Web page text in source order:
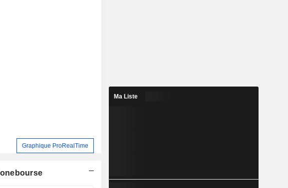
Graphique ProRealTime
Ma Liste